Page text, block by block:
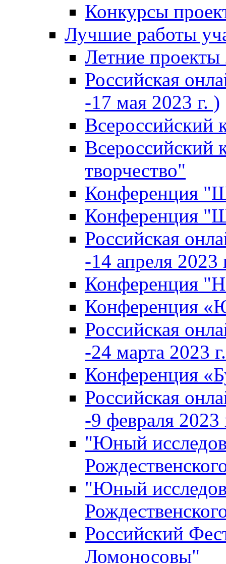
Конкурсы
Лучшие работы
Летние проекты
Российская
-17 мая 2023 г. )
Всероссийский
Всероссийский
творчество"
Конференция
Конференция
Российская
-14 апреля 2023
Конференция
Конференция
Российская
-24 марта 2023
Конференция
Российская
-9 февраля 2023
"Юный
"Юный
Российский
Ломоносовы"